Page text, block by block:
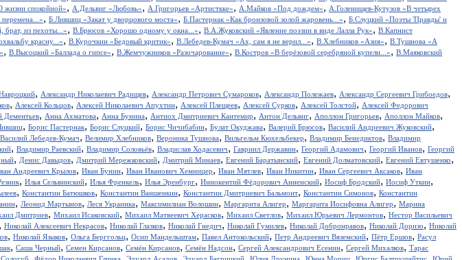
спокойной», А.Дельвиг «Любовь», А.Григорьев «Артисткке», А.Майков «Под дождем», А.Голенищев-Кутузов «В четырех
, Б.Лившиц «Закат у дворцового моста», Б.Пастернак «Как бронзовой золой жаровень...», Б.Слуцкий «Поэты 'Правды' и
из пехоты...», В.Брюсов «Хорошо одному у окна...», В.А.Жуковский «Явление поэзии в виде Лалла Рук», В.Капнист
красну...», В.Курочкин «Бедовый критик», В.Лебедев-Кумач «Ах, сам я не верил...», В.Хлебников «Азия», В.Тушнова «А
, В.Высоцкий «Баллада о гипсе», В.Жемчужников «Разочарование», В.Костров «В берёзовой серебряной купели...», В.Маяковский
, Александр Николаевич Радищев, Александр Петрович Сумароков, Александр Полежаев, Александр Сергеевич Грибоедов,
, Алексей Кольцов, Алексей Николаевич Апухтин, Алексей Плещеев, Алексей Сурков, Алексей Толстой, Алексей Федорович
Дементьев, Анна Ахматова, Анна Бунина, Антиох Дмитриевич Кантемир, Антон Дельвиг, Аполлон Григорьев, Аполлон Майков,
, Борис Пастернак, Борис Слуцкий, Борис Чичибабин, Булат Окуджава, Валерий Брюсов, Василий Андреевич Жуковский,
Василий Лебедев-Кумач, Велимир Хлебников, Вероника Тушнова, Вильгельм Кюхельбекер, Владимир Бенедиктов, Владимир
, Владимир Раевский, Владимир Соловьёв, Владислав Ходасевич, Гавриил Державин, Георгий Адамович, Георгий Иванов, Георгий
, Денис Давыдов, Дмитрий Мережковский, Дмитрий Минаев, Евгений Баратынский, Евгений Долматовский, Евгений Евтушенко,
Андреевич Крылов, Иван Бунин, Иван Иванович Хемницер, Иван Мятлев, Иван Никитин, Иван Сергеевич Аксаков, Иван
, Илья Сельвинский, Илья Френкель, Илья Эренбург, Иннокентий Фёдорович Анненский, Иосиф Бродский, Иосиф Уткин,
, Константин Батюшков, Константин Ваншенкин, Константин Дмитриевич Бальмонт, Константин Симонов, Константин
, Леонид Мартынов, Леся Украинка, Максимилиан Волошин, Маргарита Алигер, Маргарита Иосифовна Алигер, Марина
Дмитриев, Михаил Исаковский, Михаил Матвеевич Херасков, Михаил Светлов, Михаил Юрьевич Лермонтов, Нестор Васильевич
, Николай Алексеевич Некрасов, Николай Глазков, Николай Гнедич, Николай Гумилев, Николай Добронравов, Николай Доризо, Николай
, Николай Языков, Ольга Берггольц, Осип Мандельштам, Павел Антокольский, Петр Андреевич Вяземский, Пётр Ершов, Расул
, Саша Черный, Семен Кирсанов, Семён Кирсанов, Семён Надсон, Сергей Александрович Есенин, Сергей Михалков, Тарас